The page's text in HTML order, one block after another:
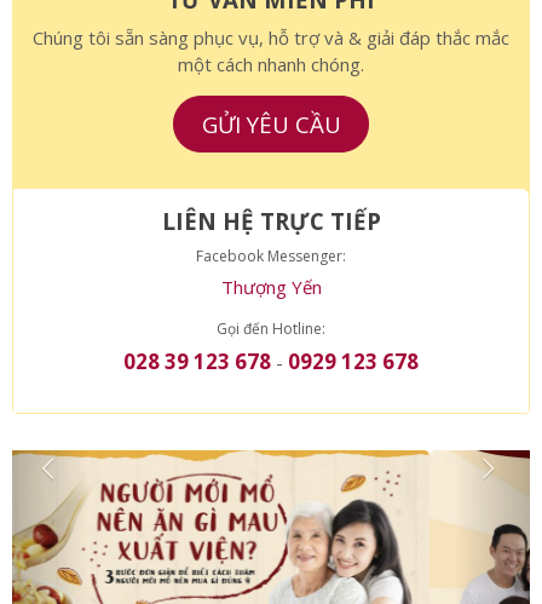
TƯ VẤN MIỄN PHÍ
Chúng tôi sẵn sàng phục vụ, hỗ trợ và & giải đáp thắc mắc
một cách nhanh chóng.
GỬI YÊU CẦU
LIÊN HỆ TRỰC TIẾP
Facebook Messenger:
Thượng Yến